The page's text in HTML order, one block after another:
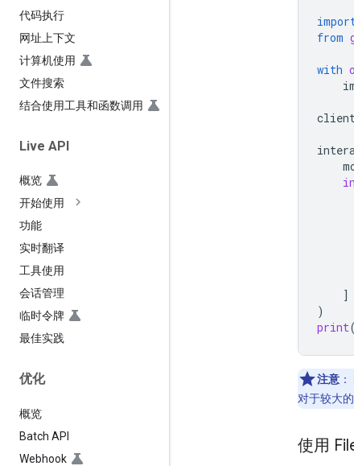
代码执行
网址上下文
计算机使用
文件搜索
结合使用工具和函数调用
Live API
概览
开始使用
功能
实时翻译
工具使用
会话管理
临时令牌
最佳实践
优化
概览
Batch API
Webhook
from
with
]
)
print(
注意 ：
对于较大
使用